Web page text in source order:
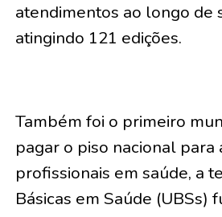
atendimentos ao longo de
atingindo 121 edições.
Também foi o primeiro
pagar o piso nacional para
profissionais em saúde, a
Básicas em Saúde (UBSs)